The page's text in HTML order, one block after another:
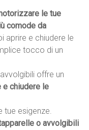
le tue
comode da
aprire e chiudere le
tocco di un
offre un
e chiudere le
tue esigenze.
o avvolgibili